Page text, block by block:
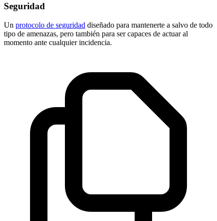
Seguridad
Un protocolo de seguridad diseñado para mantenerte a salvo de todo
tipo de amenazas, pero también para ser capaces de actuar al
momento ante cualquier incidencia.